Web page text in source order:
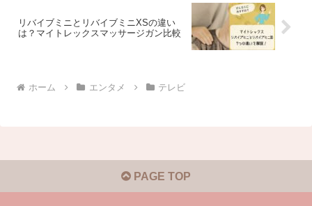
リバイブミニとリバイブミニXSの違い
は？マイトレックスマッサージガン比較
ホーム エンタメ テレビ
PAGE TOP